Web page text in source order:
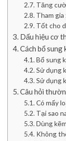
Tăng
Tham
Tốt cho
Dấu hiệu cơ
Cách bổ sung
Bổ sung
Sử dụng
Sử dụng
Câu hỏi
Có mấy
Tại sao
Dùng
Không